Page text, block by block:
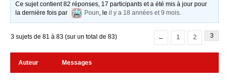
Ce sujet contient 82 réponses, 17 participants et a été mis à jour pour
la dernière fois par
Poun, leil y a 18 années et 9 mois.
3 sujets de 81 à 83 (sur un total de 83) ← 1 2 3
Auteur Messages